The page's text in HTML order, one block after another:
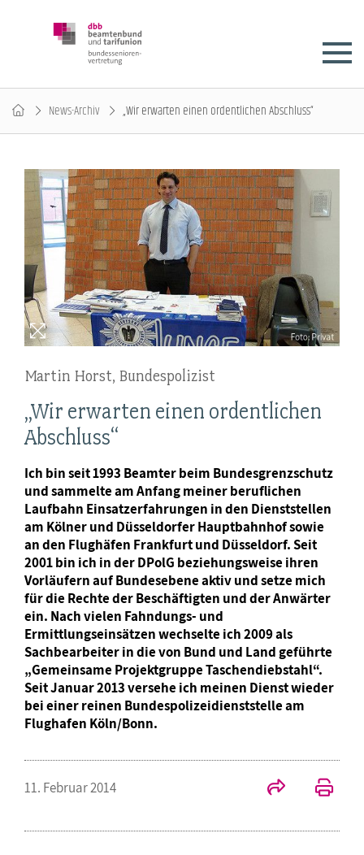
News-Archiv „Wir erwarten einen ordentlichen Abschluss“
Martin Horst, Bundespolizist
„Wir erwarten einen ordentlichen
Abschluss“
Ich bin seit 1993 Beamter beim Bundesgrenzschutz
und sammelte am Anfang meiner beruflichen
Laufbahn Einsatzerfahrungen in den Dienststellen
am Kölner und Düsseldorfer Hauptbahnhof sowie
an den Flughäfen Frankfurt und Düsseldorf. Seit
2001 bin ich in der DPolG beziehungsweise ihren
Vorläufern auf Bundesebene aktiv und setze mich
für die Rechte der Beschäftigten und der Anwärter
ein. Nach vielen Fahndungs- und
Ermittlungseinsätzen wechselte ich 2009 als
Sachbearbeiter in die von Bund und Land geführte
„Gemeinsame Projektgruppe Taschendiebstahl“.
Seit Januar 2013 versehe ich meinen Dienst wieder
bei einer reinen Bundespolizeidienststelle am
Flughafen Köln/Bonn.
11. Februar 2014